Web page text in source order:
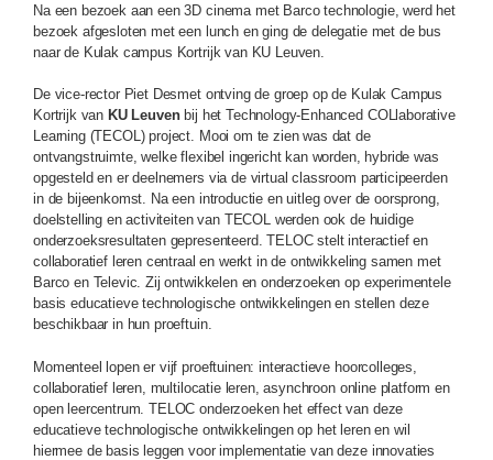
Na een bezoek aan een 3D cinema met Barco technologie, werd het
bezoek afgesloten met een lunch en ging de delegatie met de bus
naar de Kulak campus Kortrijk van KU Leuven.
De vice-rector Piet Desmet ontving de groep op de Kulak Campus
Kortrijk van KU Leuvenbij het Technology-Enhanced COLlaborative
Learning (TECOL) project. Mooi om te zien was dat de
ontvangstruimte, welke flexibel ingericht kan worden, hybride was
opgesteld en er deelnemers via de virtual classroom participeerden
in de bijeenkomst. Na een introductie en uitleg over de oorsprong,
doelstelling en activiteiten van TECOL werden ook de huidige
onderzoeksresultaten gepresenteerd. TELOC stelt interactief en
collaboratief leren centraal en werkt in de ontwikkeling samen met
Barco en Televic. Zij ontwikkelen en onderzoeken op experimentele
basis educatieve technologische ontwikkelingen en stellen deze
beschikbaar in hun proeftuin.
Momenteel lopen er vijf proeftuinen: interactieve hoorcolleges,
collaboratief leren, multilocatie leren, asynchroon online platform en
open leercentrum. TELOC onderzoeken het effect van deze
educatieve technologische ontwikkelingen op het leren en wil
hiermee de basis leggen voor implementatie van deze innovaties